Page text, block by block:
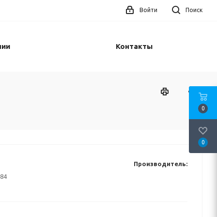
Поиск
Войти
Контакты
Производитель:
0
0